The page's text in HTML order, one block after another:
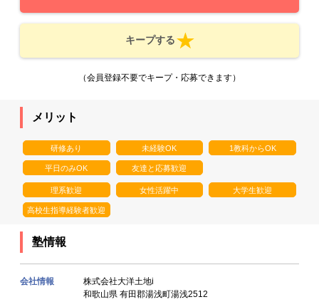
キープする
（会員登録不要でキープ・応募できます）
メリット
研修あり 未経験OK 1教科からOK
平日のみOK 友達と応募歓迎
理系歓迎 女性活躍中 大学生歓迎
高校生指導経験者歓迎
塾情報
会社情報
株式会社大洋土地i
和歌山県 有田郡湯浅町湯浅2512